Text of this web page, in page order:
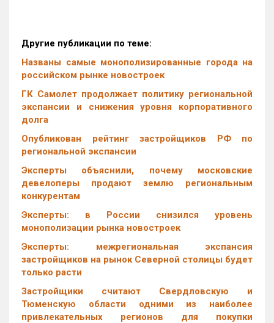
Другие публикации по теме:
Названы самые монополизированные города на
российском рынке новостроек
ГК Самолет продолжает политику региональной
экспансии и снижения уровня корпоративного
долга
Опубликован рейтинг застройщиков РФ по
региональной экспансии
Эксперты объяснили, почему московские
девелоперы продают землю региональным
конкурентам
Эксперты: в России снизился уровень
монополизации рынка новостроек
Эксперты: межрегиональная экспансия
застройщиков на рынок Северной столицы будет
только расти
Застройщики считают Свердловскую и
Тюменскую области одними из наиболее
привлекательных регионов для покупки